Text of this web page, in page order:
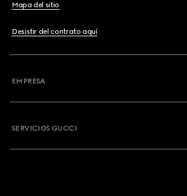
Mapa del sitio
Desistir del contrato aquí
EMPRESA
SERVICIOS GUCCI